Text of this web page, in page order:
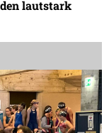
lautstark